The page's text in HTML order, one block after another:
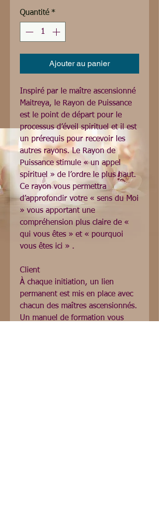
Quantité *
Ajouter au panier
Inspiré par le maître ascensionné
Maitreya, le Rayon de Puissance
est le point de départ pour le
processus d’éveil spirituel et il est
un prérequis pour recevoir les
autres rayons. Le Rayon de
Puissance stimule « un appel
spirituel » de l’ordre le plus haut.
Ce rayon vous permettra
d’approfondir votre « sens du Moi
» vous apportant une
compréhension plus claire de «
qui vous êtes » et « pourquoi
vous êtes ici » .
Client
À chaque initiation, un lien
permanent est mis en place avec
chacun des maîtres ascensionnés.
Un manuel de formation vous